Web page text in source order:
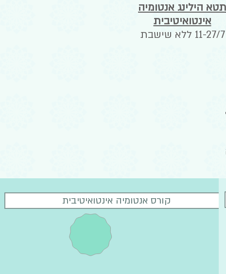
תטא הילינג אנטומיה
אינטואיטיבית
11-27/7 ללא שישבת
קורס אנטומיה אינטואיטיבית